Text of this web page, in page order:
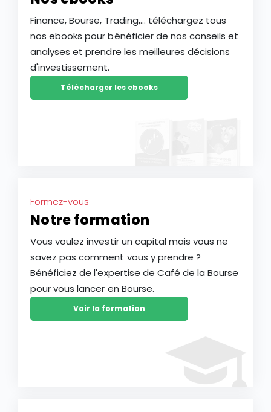
Finance, Bourse, Trading,... téléchargez tous
nos ebooks pour bénéficier de nos conseils et
analyses et prendre les meilleures décisions
d'investissement.
Télécharger les ebooks
Formez-vous
Notre formation
Vous voulez investir un capital mais vous ne
savez pas comment vous y prendre ?
Bénéficiez de l'expertise de Café de la Bourse
pour vous lancer en Bourse.
Voir la formation